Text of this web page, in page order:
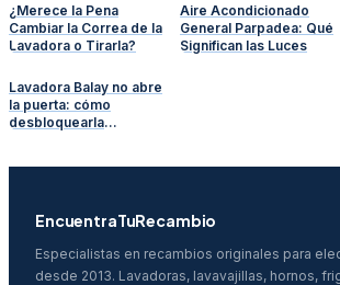
¿Merece la Pena
Cambiar la Correa de la
Lavadora o Tirarla?
Aire Acondicionado
General Parpadea: Qué
Significan las Luces
Lavadora Balay no abre
la puerta: cómo
desbloquearla
EncuentraTuRecambio
Especialistas en recambios originales para
desde 2013. Lavadoras, lavavajillas, hornos,